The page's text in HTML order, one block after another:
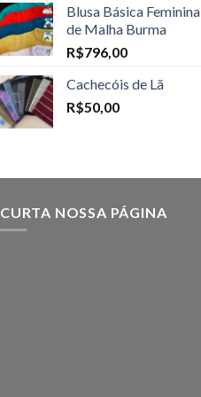
Blusa Básica Feminina
de Malha Burma
R$796,00
Cachecóis de Lã
R$50,00
CURTA NOSSA PÁGINA